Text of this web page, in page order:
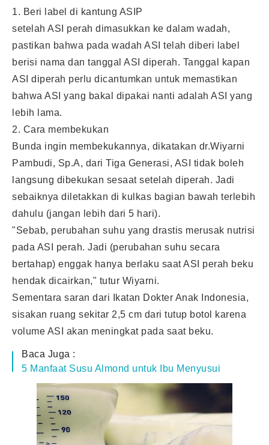
1. Beri label di kantung ASIP
setelah ASI perah dimasukkan ke dalam wadah,
pastikan bahwa pada wadah ASI telah diberi label
berisi nama dan tanggal ASI diperah. Tanggal kapan
ASI diperah perlu dicantumkan untuk memastikan
bahwa ASI yang bakal dipakai nanti adalah ASI yang
lebih lama.
2. Cara membekukan
Bunda ingin membekukannya, dikatakan dr.Wiyarni
Pambudi, Sp.A, dari Tiga Generasi, ASI tidak boleh
langsung dibekukan sesaat setelah diperah. Jadi
sebaiknya diletakkan di kulkas bagian bawah terlebih
dahulu (jangan lebih dari 5 hari).
"Sebab, perubahan suhu yang drastis merusak nutrisi
pada ASI perah. Jadi (perubahan suhu secara
bertahap) enggak hanya berlaku saat ASI perah beku
hendak dicairkan," tutur Wiyarni.
Sementara saran dari Ikatan Dokter Anak Indonesia,
sisakan ruang sekitar 2,5 cm dari tutup botol karena
volume ASI akan meningkat pada saat beku.
Baca Juga :
5 Manfaat Susu Almond untuk Ibu Menyusui